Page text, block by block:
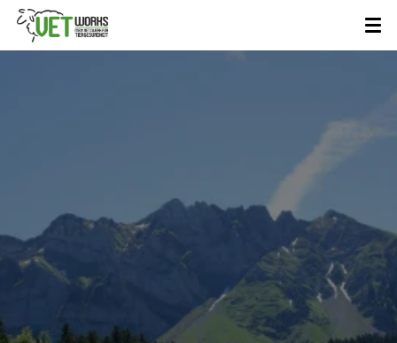
VETWorks Team